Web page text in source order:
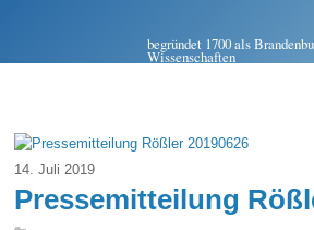
begründet 1700 als
Wissenschaften
14. Juli 2019
Pressemitteilung